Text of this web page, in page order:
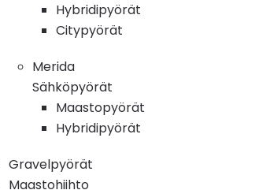
Hybridipyörät
Citypyörät
Merida
Sähköpyörät
Maastopyörät
Hybridipyörät
Gravelpyörät
Maastohiihto